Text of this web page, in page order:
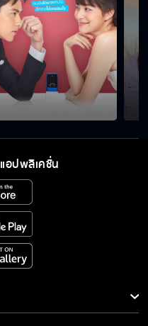
แอปพลิเคชั่น